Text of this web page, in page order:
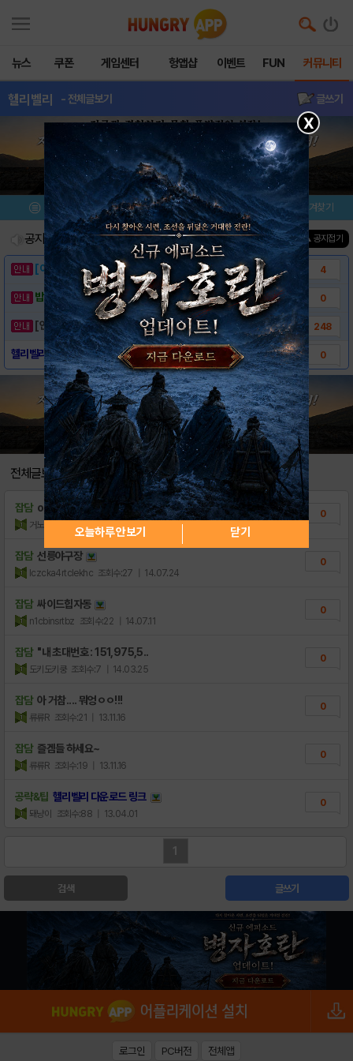
뉴스 쿠폰 게임센터 헝앱샵 이벤트 FUN 커뮤니티
헬리벨리 - 전체글보기 글쓰기
메뉴 이벤트/미션 설치/평가 즐겨찾기
공지사항 진행중인 이벤트0건 ▲ 공지접기
[이벤트] 웃음으로 매일매일 해피! 유머 게시.. 4
밥알이의 헝앱통신 ⑲ “밥알이, 드디어 멀티를.. 0
[안내] 헝그리앱 필수 상식! 밥알 획득 안내.. 248
헬리벨리 다운로드 링크 0
전체글보기
잡담 o
거노찡 조회수:20 | 15.08.08
0
잡담 선릉야구장
lczcka4rtclekhc 조회수:27 | 14.07.24
0
잡담 싸이드힙자동
n1cbinsrtbz 조회수:22 | 14.07.11
0
잡담 "내 초대번호 : 151,975,5..
도키도키쿵 조회수:7 | 14.03.25
0
잡담 아 거참.... 뭐엉ㅇㅇ!!!
류류R 조회수:21 | 13.11.16
0
잡담 즐겜들 하세요~
류류R 조회수:19 | 13.11.16
0
공략&팁 헬리벨리 다운로드 링크
돼냥이 조회수:88 | 13.04.01
0
1
검색 글쓰기
X
오늘하루 안보기 닫기
로그인 PC버전 전체앱